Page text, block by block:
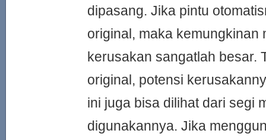
dipasang. Jika pintu
original, maka kemungkinan
kerusakan sangatlah besar.
original, potensi
ini juga bisa dilihat dari segi
digunakannya. Jika